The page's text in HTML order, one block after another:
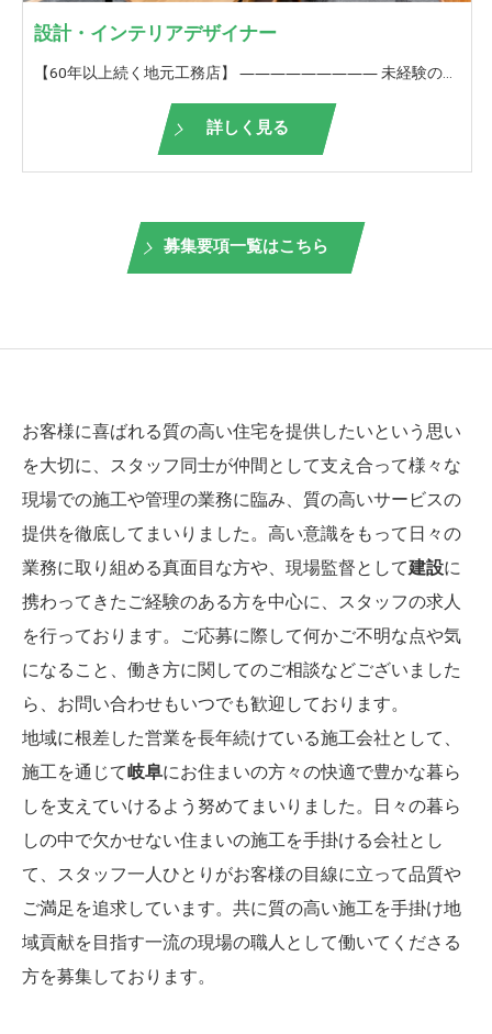
設計・インテリアデザイナー
【60年以上続く地元工務店】 ――――――――― 未経験の方も歓迎！ ＜設計業務、仕様打ち合わせ、インテリア提案＞ ――――――――― 弊社が請け負う設計業務をお願いいたします。 協力業者さんと1つの建物を造り上げる。 家の仕上がり・出来栄えには、設計提案、インテリア提案が重要です。 また、初回プラン提案からこうした方がもっと良くなるんじゃないか？会社全体でより良い住まいを造り上げていきます。 お客様からも直接お礼を言っていただけることが多いので、やりがいを持って働けることも魅力のうちの一つです。 何もない状態から、ご自身が提案した間取り、空間デザインが実際に出来上がっていく。 その達成感、お客様の喜ばれる顔を見れる仕事。 【未経験の方は】 ■未経験の方は、入社後1年間は 先輩について仕事の流れを覚えていきます。 実際の現場経験をしながら図面を描くための知識を養います。 当社独自の研修も行い、少しでも早く一人前になれるようにサポートします！ 実際に間取りやインテリア提案を自身でしていくか、あるいはサポート業務を続けるか、ご自身のキャリアビジョンで決めていただけます。 【栃井建設工業の良いところ】 □経験豊富なスタッフが多数在籍しており、なんでも相談できる環境があります。 □いろいろな物件を扱っているので、見て学びスキルアップに最適 □休憩が1時間半あり、オンとオフの切り替えができる □誕生日に嬉しい誕生日休暇あり★ □年に一回、お客様と餅つき大会や木工教室を開催して、OB様や地域の方との触れ合いを大切にしています。 □ぎふ建設人材育成リーディング企業ゴールドランク認定！ 【ぎふ建設人材育成リーディング企業とは？】 岐阜県が労働環境の改善や人材の育成等に積極的な取り組みを実施する建設業者を選出したもの
詳しく見る
募集要項一覧はこちら
お客様に喜ばれる質の高い住宅を提供したいという思い
を大切に、スタッフ同士が仲間として支え合って様々な
現場での施工や管理の業務に臨み、質の高いサービスの
提供を徹底してまいりました。高い意識をもって日々の
業務に取り組める真面目な方や、現場監督として建設に
携わってきたご経験のある方を中心に、スタッフの求人
を行っております。ご応募に際して何かご不明な点や気
になること、働き方に関してのご相談などございました
ら、お問い合わせもいつでも歓迎しております。
地域に根差した営業を長年続けている施工会社として、
施工を通じて岐阜にお住まいの方々の快適で豊かな暮ら
しを支えていけるよう努めてまいりました。日々の暮ら
しの中で欠かせない住まいの施工を手掛ける会社とし
て、スタッフ一人ひとりがお客様の目線に立って品質や
ご満足を追求しています。共に質の高い施工を手掛け地
域貢献を目指す一流の現場の職人として働いてくださる
方を募集しております。